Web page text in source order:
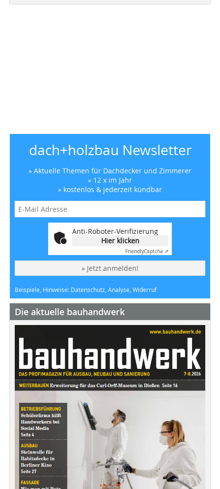
dach+holzbau Newsletter
» Aktuelle Themen für Dachdecker und Zimmerer
» 12 x im Jahr
» kostenlos & jederzeit kündbar
Anti-Roboter-Verifizierung
Hier klicken
FriendlyCaptcha ⇗
» Jetzt anmelden!
Beispiele, Hinweise: Datenschutz, Analyse, Widerruf
Die aktuelle bauhandwerk